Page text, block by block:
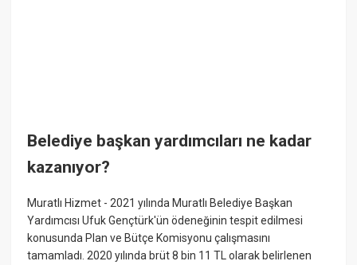
Belediye başkan yardımcıları ne kadar
kazanıyor?
Muratlı Hizmet - 2021 yılında Muratlı Belediye Başkan
Yardımcısı Ufuk Gençtürk'ün ödeneğinin tespit edilmesi
konusunda Plan ve Bütçe Komisyonu çalışmasını
tamamladı. 2020 yılında brüt 8 bin 11 TL olarak belirlenen